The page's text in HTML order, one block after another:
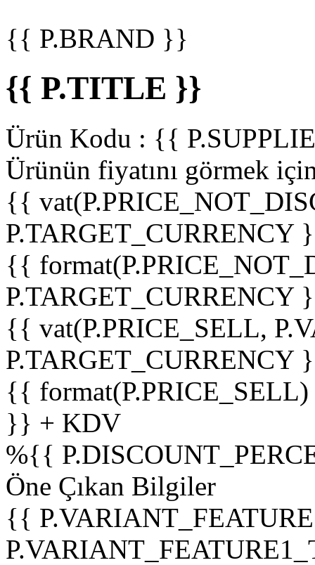
{{ P.BRAND }}
{{ P.TITLE }}
Ürün Kodu : {{
Ürünün fiyatını görmek
{{
P.TARGET_CURRENCY
{{
P.TARGET_CURRENCY
{{ vat(P.PRICE_SELL,
P.TARGET_CURRENCY
{{
}} + KDV
%{{
Öne Çıkan Bilgiler
{{